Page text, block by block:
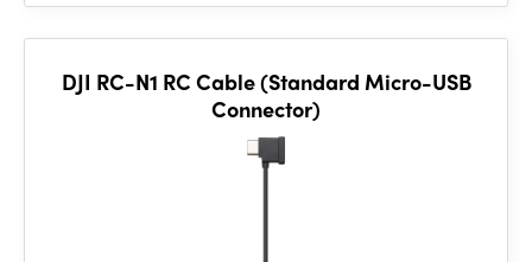
DJI RC-N1 RC Cable (Standard Micro-USB
Connector)